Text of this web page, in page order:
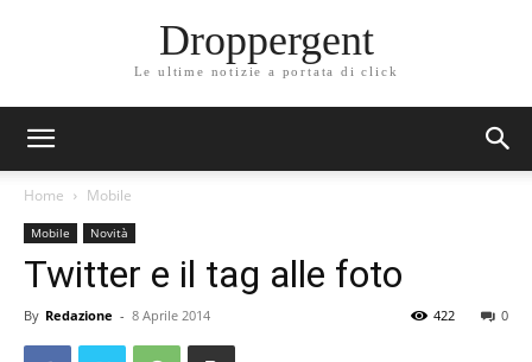
Droppergent
Le ultime notizie a portata di click
Home Mobile
Mobile Novità
Twitter e il tag alle foto
By Redazione - 8 Aprile 2014 0
422